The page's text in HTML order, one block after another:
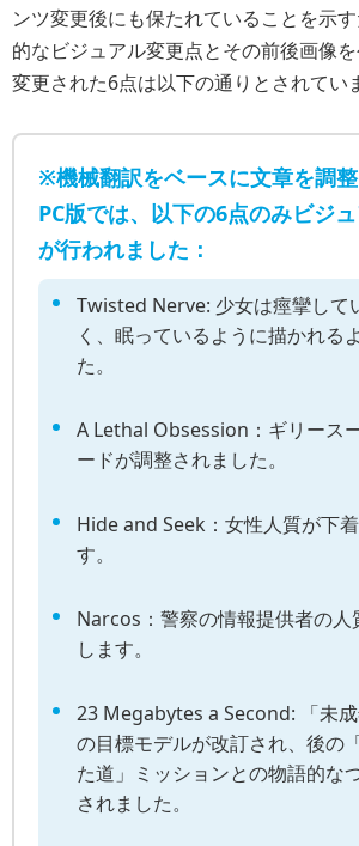
ンツ変更後にも保たれていることを示
的なビジュアル変更点とその前後画像を
変更された6点は以下の通りとされてい
※機械翻訳をベースに文章を調整
PC版では、以下の6点のみビジ
が行われました：
Twisted Nerve: 少女は痙攣して
く、眠っているように描かれる
た。
A Lethal Obsession：ギリース
ードが調整されました。
Hide and Seek：女性人質が下
す。
Narcos：警察の情報提供者の人
します。
23 Megabytes a Second: 「未成
の目標モデルが改訂され、後の
た道」ミッションとの物語的な
されました。